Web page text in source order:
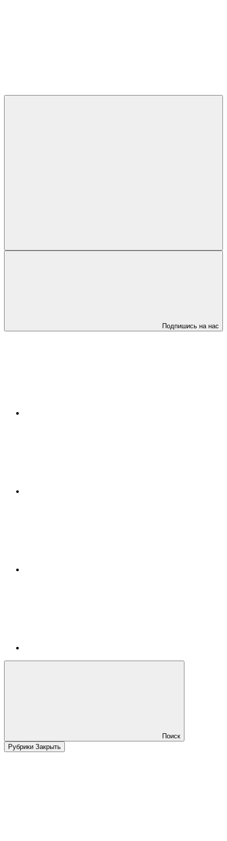
Подпишись на нас
Поиск
Рубрики Закрыть